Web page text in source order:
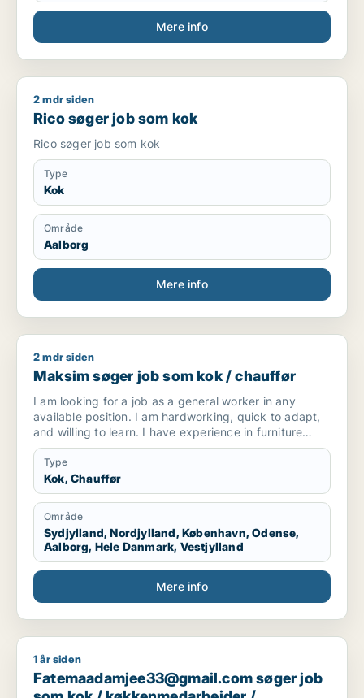
Mere info
Rico søger job som kok
2 mdr siden
Rico søger job som kok
Rico søger job som kok
Type
Kok
Område
Aalborg
Mere info
Maksim søger job som kok / chauffør
2 mdr siden
Maksim søger job som kok / chauffør
I am looking for a job as a general worker in any
available position. I am hardworking, quick to adapt,
and willing to learn. I have experience in furniture
making and upholstery, but I am open to any kind of
work opportunity.
Type
Kok, Chauffør
Område
Sydjylland, Nordjylland, København, Odense,
Aalborg, Hele Danmark, Vestjylland
Mere info
Fatemaadamjee33@gmail.com søger job som kok /
1 år siden
Fatemaadamjee33@gmail.com søger job